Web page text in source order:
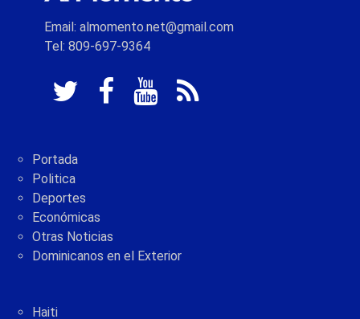
Email: almomento.net@gmail.com
Tel: 809-697-9364
Portada
Politica
Deportes
Económicas
Otras Noticias
Dominicanos en el Exterior
Haiti